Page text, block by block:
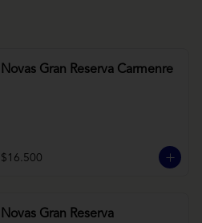
Novas Gran Reserva Carmenre
$16.500
Novas Gran Reserva